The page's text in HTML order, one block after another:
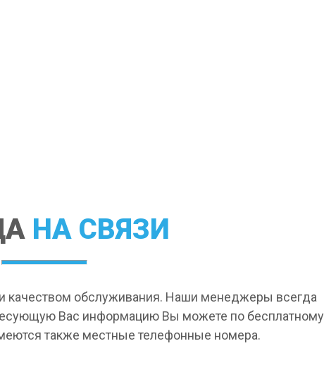
НА СВЯЗИ
качеством обслуживания. Наши менеджеры всегда
Вас информацию Вы можете по бесплатному
также местные телефонные номера.